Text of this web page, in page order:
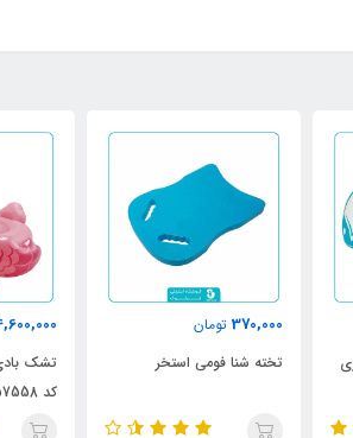
4,600,000 تومان
تشک بادی فلامینگو اینتکس
شناور
طرح ریور
56827